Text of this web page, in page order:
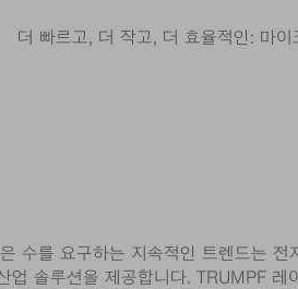
더 빠르고, 더 작고, 더 효율적인: 마
수를 요구하는 지속적인 트렌드는
업 솔루션을 제공합니다. TRUMPF